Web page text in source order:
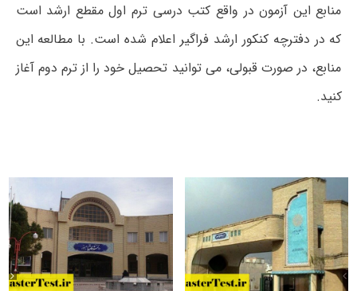
منابع این آزمون در واقع کتب درسی ترم اول مقطع ارشد است
که در دفترچه کنکور ارشد فراگیر اعلام شده است. با مطالعه این
منابع، در صورت قبولی، می توانید تحصیل خود را از ترم دوم آغاز
کنید.